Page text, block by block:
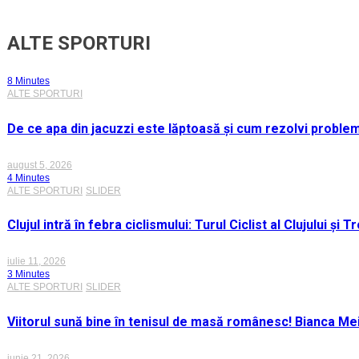
ALTE SPORTURI
8 Minutes
ALTE SPORTURI
De ce apa din jacuzzi este lăptoasă și cum rezolvi
august 5, 2026
4 Minutes
ALTE SPORTURI SLIDER
Clujul intră în febra ciclismului: Turul Ciclist al Clujului și
iulie 11, 2026
3 Minutes
ALTE SPORTURI
SLIDER
Viitorul sună bine în tenisul de masă românesc! Bianca